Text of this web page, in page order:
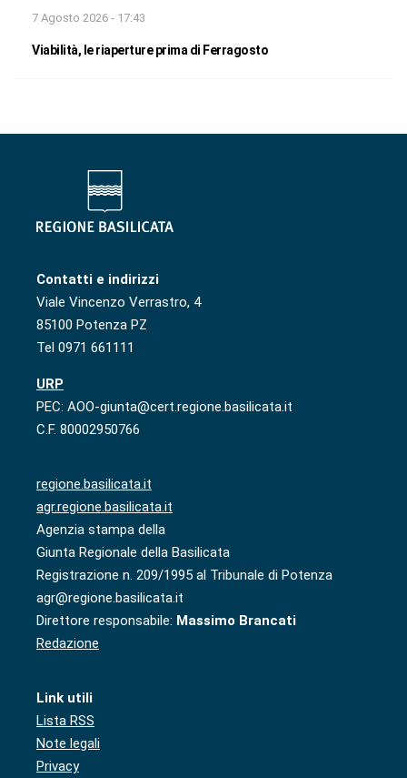
7 Agosto 2026 - 17:43
Viabilità, le riaperture prima di Ferragosto
Contatti e indirizzi
Viale Vincenzo Verrastro, 4
85100 Potenza PZ
Tel 0971 661111
URP
PEC: AOO-giunta@cert.regione.basilicata.it
C.F. 80002950766
regione.basilicata.it
agr.regione.basilicata.it
Agenzia stampa della
Giunta Regionale della Basilicata
Registrazione n. 209/1995 al Tribunale di Potenza
agr@regione.basilicata.it
Direttore responsabile: Massimo Brancati
Redazione
Link utili
Lista RSS
Note legali
Privacy